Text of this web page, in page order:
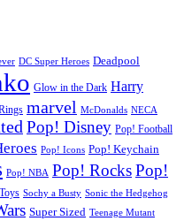
DC Super Heroes Deadpool
Glow in the Dark Harry
marvel McDonalds NECA
Pop! Disney Pop! Football
Pop! Icons Pop! Keychain
Pop! NBA Pop! RocksPop!
Sochy a Busty Sonic the Hedgehog
Super Sized Teenage Mutant